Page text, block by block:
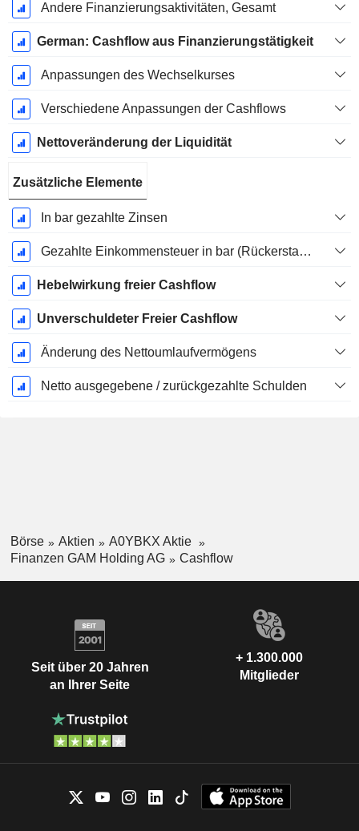
Andere Finanzierungsaktivitäten, Gesamt
German: Cashflow aus Finanzierungstätigkeit
Anpassungen des Wechselkurses
Verschiedene Anpassungen der Cashflows
Nettoveränderung der Liquidität
Zusätzliche Elemente
In bar gezahlte Zinsen
Gezahlte Einkommensteuer in bar (Rückerstattung)
Hebelwirkung freier Cashflow
Unverschuldeter Freier Cashflow
Änderung des Nettoumlaufvermögens
Netto ausgegebene / zurückgezahlte Schulden
Börse Aktien
A0YBKX Aktie
Finanzen GAM Holding AG
Cashflow
Seit über 20 Jahren
an Ihrer Seite
+ 1.300.000
Mitglieder